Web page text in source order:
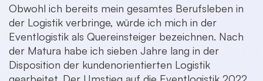
Obwohl ich bereits mein gesamtes Berufsleben in
der Logistik verbringe, würde ich mich in der
Eventlogistik als Quereinsteiger bezeichnen. Nach
der Matura habe ich sieben Jahre lang in der
Disposition der kundenorientierten Logistik
gearbeitet. Der Umstieg auf die Eventlogistik 2022